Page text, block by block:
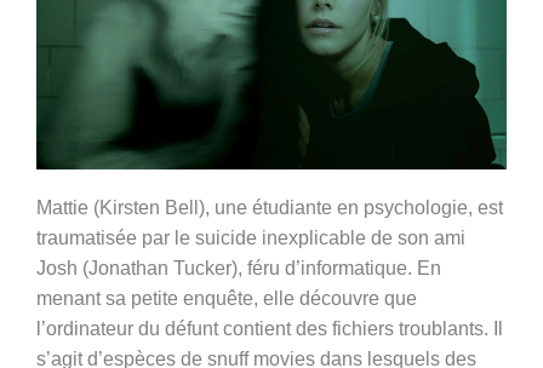
Mattie (Kirsten Bell), une étudiante en psychologie, est
traumatisée par le suicide inexplicable de son ami
Josh (Jonathan Tucker), féru d’informatique. En
menant sa petite enquête, elle découvre que
l’ordinateur du défunt contient des fichiers troublants. Il
s’agit d’espèces de snuff movies dans lesquels des